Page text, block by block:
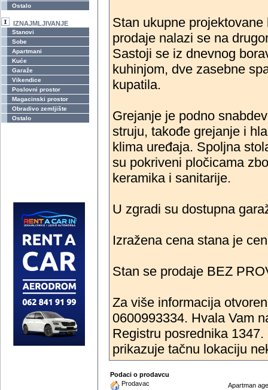
Ostalo
IZNAJMLJIVANJE
Stanovi
Sobe
Apartmani
Kuće
Garaže
Vikendice
Poslovni prostor
Magacinski prostor
Obradivo zemljište
Ostalo
Stan ukupne
prodaje nalazi se na
Sastoji se iz dnevnog
kuhinjom, dve zasebne
kupatila.
Grejanje je podno
struju, takođe grejanje i
klima uređaja. Spoljna
su pokriveni pločicama
keramika i sanitarije.
U zgradi su dostupna
Izražena cena stana je
Stan se prodaje BEZ
Za više informacija
0600993334. Hvala Vam
Registru posrednika
prikazuje tačnu lokaciju
Podaci o prodavcu
Prodavac
Apartman